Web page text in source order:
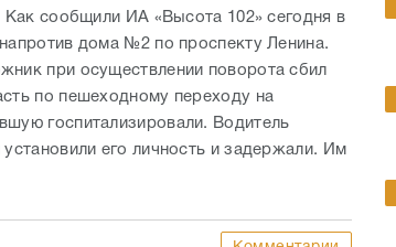
сообщили ИА «Высота 102» сегодня в
дома №2 по проспекту Ленина.
при осуществлении поворота сбил
по пешеходному переходу на
госпитализировали. Водитель
его личность и задержали. Им